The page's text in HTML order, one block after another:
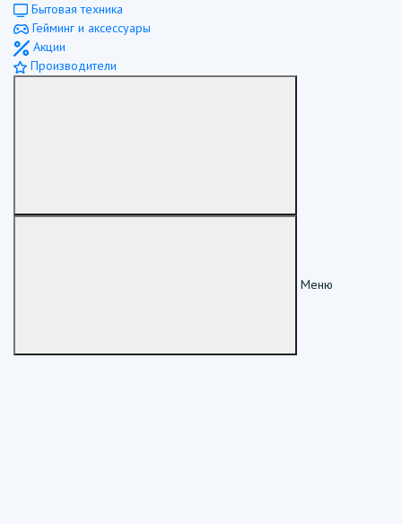
Бытовая техника
Гейминг и аксессуары
Акции
Производители
Меню